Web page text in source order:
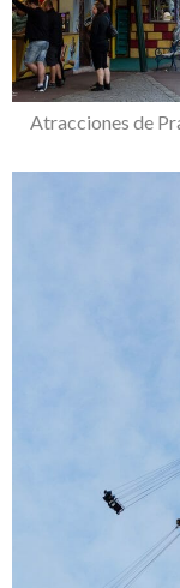
Atracciones de